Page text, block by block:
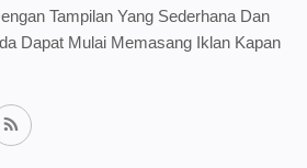
Tampilan Yang Sederhana Dan
Dapat Mulai Memasang Iklan Kapan